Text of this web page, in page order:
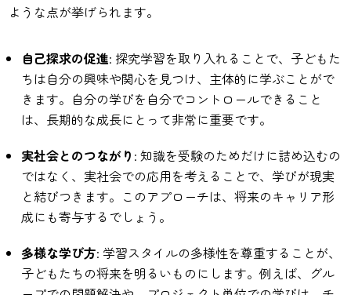
ような点が挙げられます。
自己探求の促進: 探究学習を取り入れることで、子どもた
ちは自分の興味や関心を見つけ、主体的に学ぶことがで
きます。自分の学びを自分でコントロールできること
は、長期的な成長にとって非常に重要です。
実社会とのつながり : 知識を受験のためだけに詰め込むの
ではなく、実社会での応用を考えることで、学びが現実
と結びつきます。このアプローチは、将来のキャリア形
成にも寄与するでしょう。
多様な学び方: 学習スタイルの多様性を尊重することが、
子どもたちの将来を明るいものにします。例えば、グル